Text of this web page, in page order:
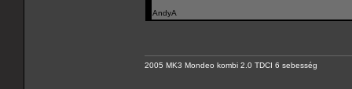
AndyA
2005 MK3 Mondeo kombi 2.0 TDCI 6 sebesség